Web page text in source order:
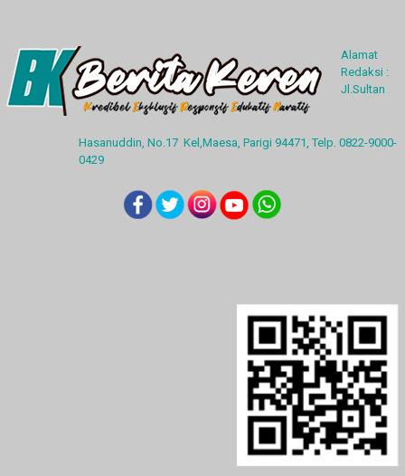
Alamat
Redaksi :
Jl.Sultan
Hasanuddin, No.17 Kel,Maesa, Parigi 94471, Telp. 0822-9000-
0429